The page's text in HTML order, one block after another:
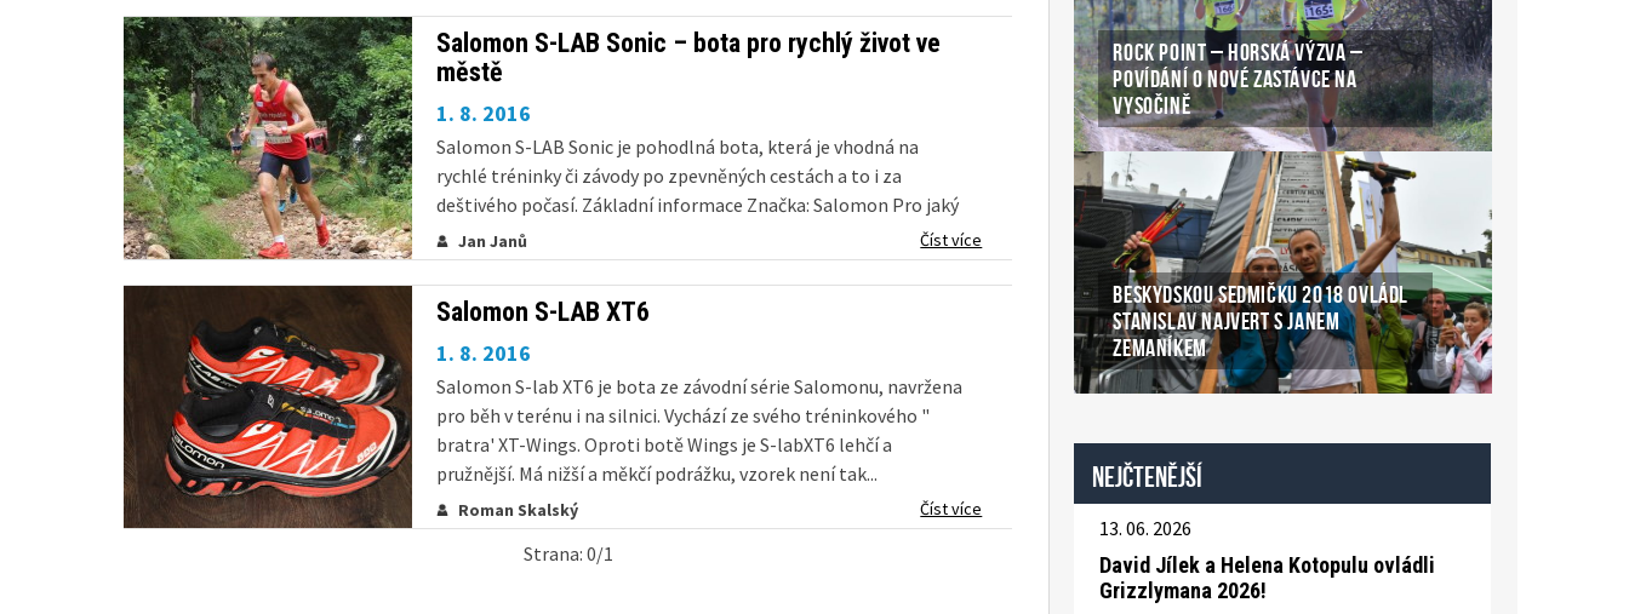
Salomon S-LAB Sonic – bota pro rychlý život ve
městě
1. 8. 2016
Salomon S-LAB Sonic je pohodlná bota, která je vhodná na
rychlé tréninky či závody po zpevněných cestách a to i za
deštivého počasí. Základní informace Značka: Salomon Pro jaký
povrch je bota vhodná: Silnice, Běžný přírodní terén Pro jaký
druh...
Jan Janů Číst více
Salomon S-LAB XT6
1. 8. 2016
Salomon S-lab XT6 je bota ze závodní série Salomonu, navržena
pro běh v terénu i na silnici. Vychází ze svého tréninkového "
bratra' XT-Wings. Oproti botě Wings je S-labXT6 lehčí a
pružnější. Má nižší a měkčí podrážku, vzorek není tak...
Roman Skalský Číst více
Strana: 0/1
ROCK POINT – HORSKÁ VÝZVA –
POVÍDÁNÍ O NOVÉ ZASTÁVCE NA
VYSOČINĚ
BESKYDSKOU SEDMIČKU 2018 OVLÁDL
STANISLAV NAJVERT S JANEM
ZEMANÍKEM
Nejčtenější
13. 06. 2026
David Jílek a Helena Kotopulu ovládli
Grizzlymana 2026!